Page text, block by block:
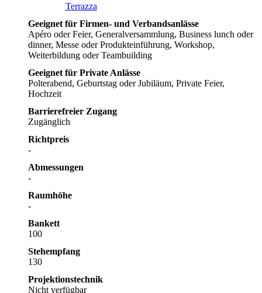
Terrazza
Geeignet für Firmen- und Verbandsanlässe
Apéro oder Feier, Generalversammlung, Business lunch oder
dinner, Messe oder Produkteinführung, Workshop,
Weiterbildung oder Teambuilding
Geeignet für Private Anlässe
Polterabend, Geburtstag oder Jubiläum, Private Feier,
Hochzeit
Barrierefreier Zugang
Zugänglich
Richtpreis
-
Abmessungen
-
Raumhöhe
-
Bankett
100
Stehempfang
130
Projektionstechnik
Nicht verfügbar